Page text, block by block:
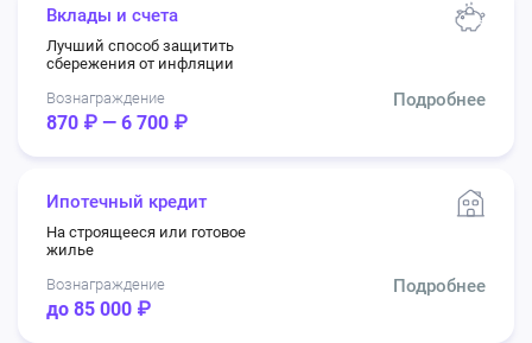
Вклады и счета
Лучший способ защитить
сбережения от инфляции
Вознаграждение
870 ₽ — 6 700 ₽
Подробнее
Ипотечный кредит
На строящееся или готовое
жилье
Вознаграждение
до 85 000 ₽
Подробнее